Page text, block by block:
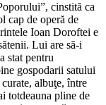
cinstită ca
cap de operă de
Ioan Doroftei e
Lui are să-i
stat pentru
gospodarii satului
albuţe, între
totdeauna pline de